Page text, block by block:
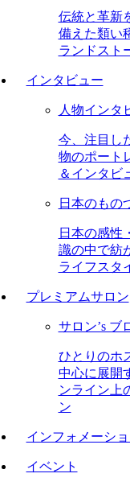
伝統と革新
備えた類い
ランドスト
インタビュー
人物インタ
今、注目し
物のポート
＆インタビ
日本のもの
日本の感性
識の中で紡
ライフスタ
プレミアムサロン
サロン’s ブ
ひとりのホ
中心に展開
ンライン上
ン
インフォメーシ
イベント